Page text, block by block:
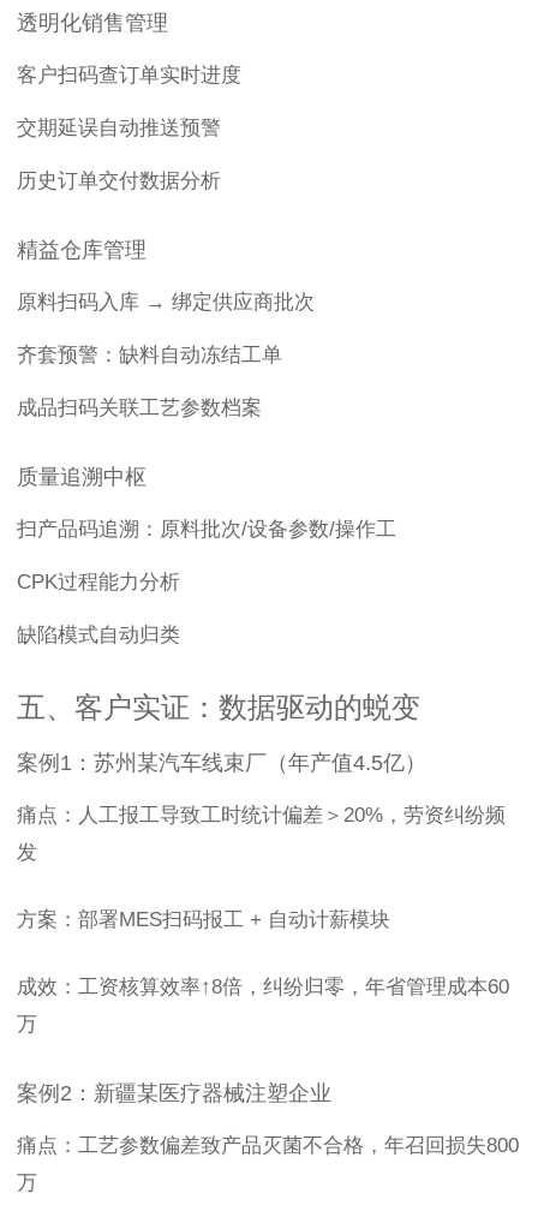
透明化销售管理
客户扫码查订单实时进度
交期延误自动推送预警
历史订单交付数据分析
精益仓库管理
原料扫码入库 → 绑定供应商批次
齐套预警：缺料自动冻结工单
成品扫码关联工艺参数档案
质量追溯中枢
扫产品码追溯：原料批次/设备参数/操作工
CPK过程能力分析
缺陷模式自动归类
五、客户实证：数据驱动的蜕变
案例1：苏州某汽车线束厂（年产值4.5亿）
痛点：人工报工导致工时统计偏差＞20%，劳资纠纷频
发
方案：部署MES扫码报工 + 自动计薪模块
成效：工资核算效率↑8倍，纠纷归零，年省管理成本60
万
案例2：新疆某医疗器械注塑企业
痛点：工艺参数偏差致产品灭菌不合格，年召回损失800
万